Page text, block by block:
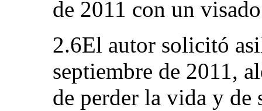
de 2011 con un
2.6El autor solicitó
septiembre de 2011,
de perder la vida y de